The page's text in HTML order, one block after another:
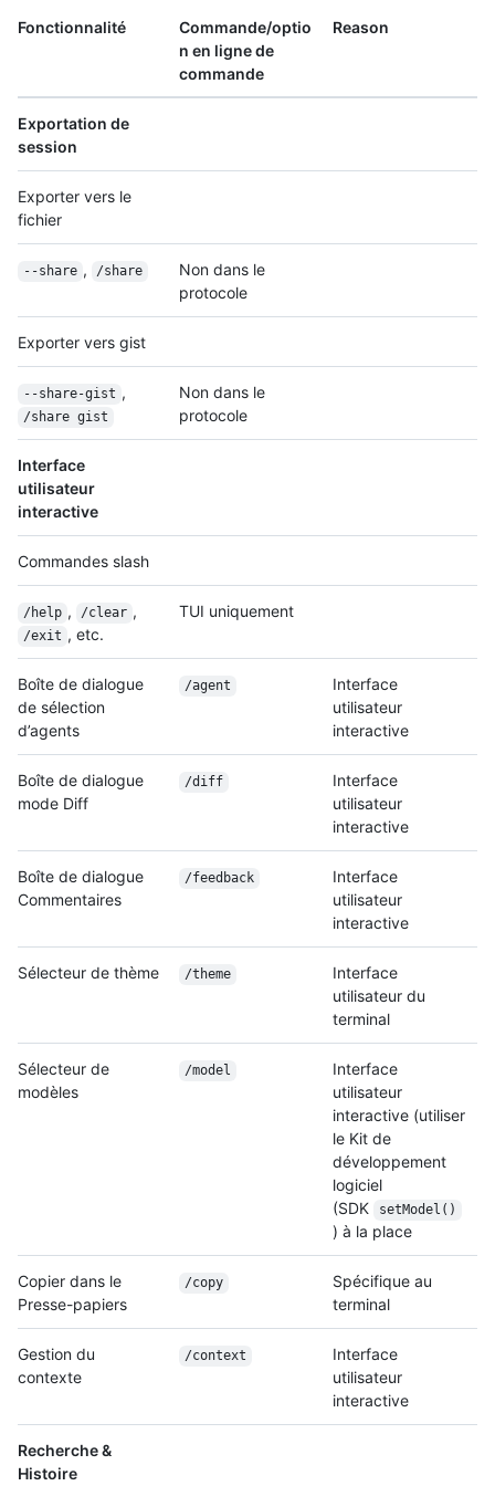
Fonctionnalité
Commande/optio
n en ligne de
commande
Reason
Exportation de
session
Exporter vers le
fichier
--share , /share
Non dans le
protocole
Exporter vers gist
--share-gist ,
/share gist
Non dans le
protocole
Interface
utilisateur
interactive
Commandes slash
/help , /clear ,
/exit , etc.
TUI uniquement
Boîte de dialogue
de sélection
d’agents
/agent
Interface
utilisateur
interactive
Boîte de dialogue
mode Diff
/diff
Interface
utilisateur
interactive
Boîte de dialogue
Commentaires
/feedback
Interface
utilisateur
interactive
Sélecteur de thème /theme
Interface
utilisateur du
terminal
Sélecteur de
modèles
/model
Interface
utilisateur
interactive (utiliser
le Kit de
développement
logiciel
(SDK
setModel()
) à la place
Copier dans le
Presse-papiers
/copy
Spécifique au
terminal
Gestion du
contexte
/context
Interface
utilisateur
interactive
Recherche &
Histoire